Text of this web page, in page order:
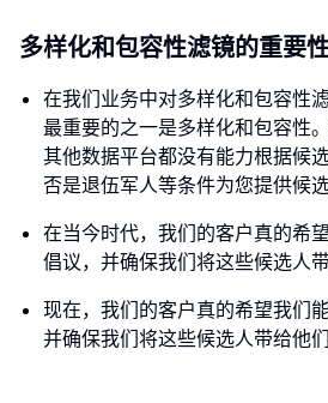
多样化和包容性滤镜的重要
在我们业务中对多样化和包容性
最重要的之一是多样化和包容性
其他数据平台都没有能力根据候
否是退伍军人等条件为您提供候选
在当今时代，我们的客户真的希
倡议，并确保我们将这些候选人带
现在，我们的客户真的希望我们
并确保我们将这些候选人带给他们